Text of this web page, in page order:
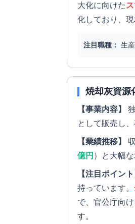
大化に向けた
化しており、
注目職種： 生
焼却灰資源
【事業内容】
として販売し
【業績推移】
億円 ）と大幅な
【注目ポイント
持っています。
で、官公庁向
す。